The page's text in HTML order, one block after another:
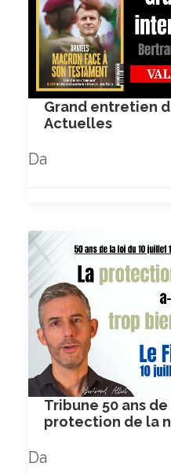
Grand entretien
Actuelles
Da
Tribune 50 ans
protection de la
Da